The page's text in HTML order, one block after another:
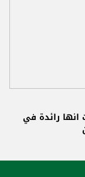
انها رائدة في